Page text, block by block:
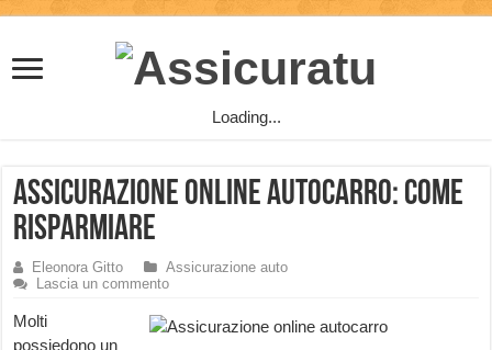
Loading...
Assicurazione online autocarro: come
risparmiare
Eleonora Gitto
Assicurazione auto
Lascia un commento
Molti
possiedono un